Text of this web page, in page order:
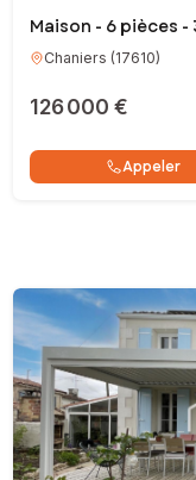
Maison - 6 pièces -
Chaniers (17610)
126 000 €
Appeler